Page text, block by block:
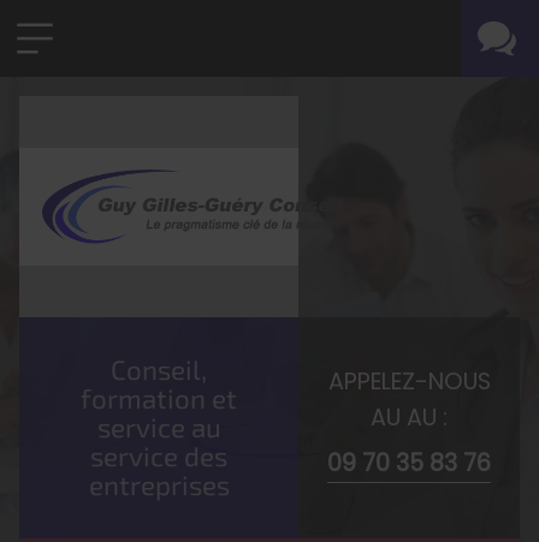
Conseil,
formation et
service au
service des
entreprises
APPELEZ-NOUS
AU AU :
09 70 35 83 76